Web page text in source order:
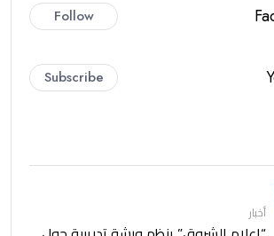
Follow
Subscribe
أخبار